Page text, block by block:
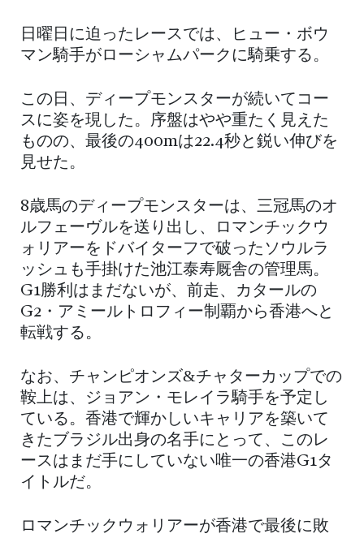
日曜日に迫ったレースでは、ヒュー・ボウ
マン騎手がローシャムパークに騎乗する。
この日、ディープモンスターが続いてコー
スに姿を現した。序盤はやや重たく見えた
ものの、最後の400mは22.4秒と鋭い伸びを
見せた。
8歳馬のディープモンスターは、三冠馬のオ
ルフェーヴルを送り出し、ロマンチックウ
ォリアーをドバイターフで破ったソウルラ
ッシュも手掛けた池江泰寿厩舎の管理馬。
G1勝利はまだないが、前走、カタールの
G2・アミールトロフィー制覇から香港へと
転戦する。
なお、チャンピオンズ&チャターカップでの
鞍上は、ジョアン・モレイラ騎手を予定し
ている。香港で輝かしいキャリアを築いて
きたブラジル出身の名手にとって、このレ
ースはまだ手にしていない唯一の香港G1タ
イトルだ。
ロマンチックウォリアーが香港で最後に敗